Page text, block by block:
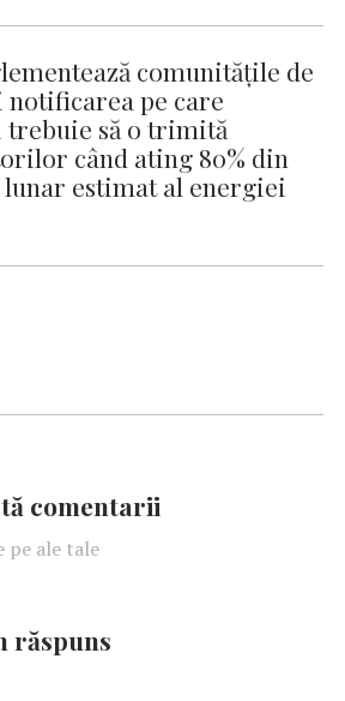
comunitățile de
notificarea pe care
să o trimită
când ating 80% din
lunar estimat al energiei
comentarii
pe ale tale
răspuns